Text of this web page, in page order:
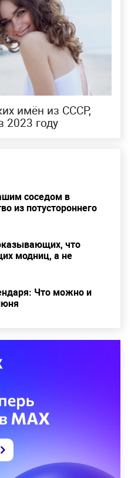
имён из СССР,
2023 году
соседом в
из потустороннего
что
модниц, а не
Что можно и